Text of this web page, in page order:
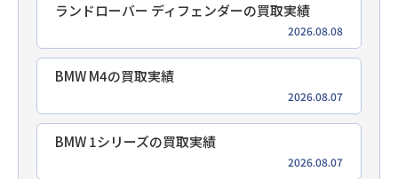
ランドローバー ディフェンダーの買取実績
2026.08.08
BMW M4の買取実績
2026.08.07
BMW 1シリーズの買取実績
2026.08.07